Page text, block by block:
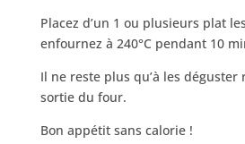
Placez d’un 1 ou plusieurs plat
enfournez à 240°C pendant 10
Il ne reste plus qu’à les déguster
sortie du four.
Bon appétit sans calorie !